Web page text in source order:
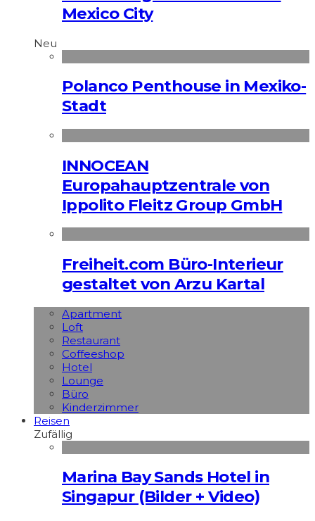
Mexico City
Neu
Polanco Penthouse in Mexiko-
Stadt
INNOCEAN
Europahauptzentrale von
Ippolito Fleitz Group GmbH
Freiheit.com Büro-Interieur
gestaltet von Arzu Kartal
Apart­ment
Loft
Restaurant
Coffeeshop
Hotel
Lounge
Büro
Kinderzimmer
Reisen
Zufällig
Marina Bay Sands Hotel in
Singapur (Bilder + Video)